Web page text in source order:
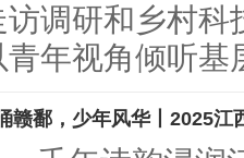
调研和乡村
年视角倾听基
赣鄱，少年风华丨2025江